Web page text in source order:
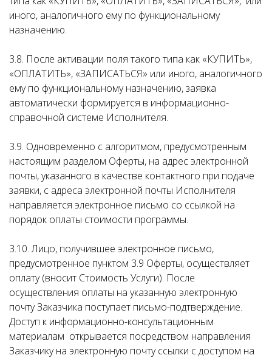
иного, аналогичного ему по функциональному
назначению.
3.8. После активации поля такого типа как «КУПИТЬ»,
«ОПЛАТИТЬ», «ЗАПИСАТЬСЯ» или иного, аналогичного
ему по функциональному назначению, заявка
автоматически формируется в информационно-
справочной системе Исполнителя.
3.9. Одновременно с алгоритмом, предусмотренным
настоящим разделом Оферты, на адрес электронной
почты, указанного в качестве контактного при подаче
заявки, с адреса электронной почты Исполнителя
направляется электронное письмо со ссылкой на
порядок оплаты стоимости программы.
3.10. Лицо, получившее электронное письмо,
предусмотренное пунктом 3.9 Оферты, осуществляет
оплату (вносит Стоимость Услуги). После
осуществления оплаты на указанную электронную
почту Заказчика поступает письмо-подтверждение.
Доступ к информационно-консультационным
материалам открывается посредством направления
Заказчику на электронную почту ссылки с доступом на